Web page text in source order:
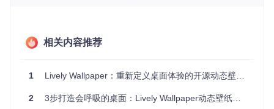
与传统静态壁纸相比，Lively Wallpaper带来的核心突破在
多维度视觉呈现：突破平面限制，实现深度感知与空间层次
内容
相关内容推荐
1 Lively Wallpaper：重新定义桌面体验的开源动态壁纸引擎
2 3步打造会呼吸的桌面：Lively Wallpaper动态壁纸全攻略